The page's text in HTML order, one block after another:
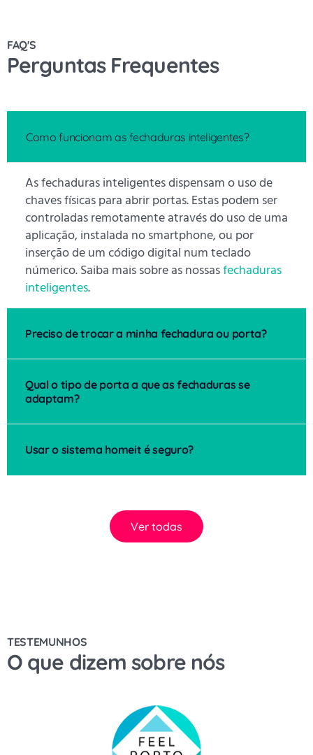
FAQ'S
Perguntas Frequentes
Como funcionam as fechaduras inteligentes?
As fechaduras inteligentes dispensam o uso de
chaves físicas para abrir portas. Estas podem ser
controladas remotamente através do uso de uma
aplicação, instalada no smartphone, ou por
inserção de um código digital num teclado
númerico. Saiba mais sobre as nossasfechaduras
inteligentes.
Preciso de trocar a minha fechadura ou porta?
Qual o tipo de porta a que as fechaduras se
adaptam?
Usar o sistema homeit é seguro?
Ver todas
TESTEMUNHOS
O que dizem sobre nós